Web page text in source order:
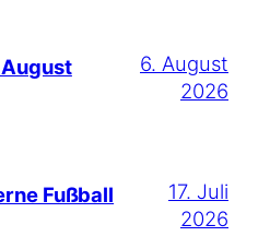
August
6. August
2026
Fußball
17. Juli
2026